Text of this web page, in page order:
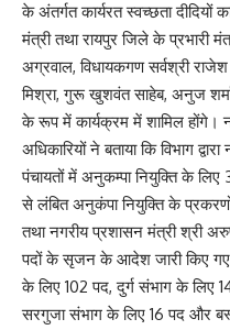
के अंतर्गत कार्यरत स्वच्छता दीदियों
मंत्री तथा रायपुर जिले के प्रभारी
अग्रवाल, विधायकगण सर्वश्री
मिश्रा, गुरू खुशवंत साहेब, अनुज
के रूप में कार्यक्रम में शामिल होंगे।
अधिकारियों ने बताया कि विभाग
पंचायतों में अनुकम्पा नियुक्ति के लिए
से लंबित अनुकंपा नियुक्ति के
तथा नगरीय प्रशासन मंत्री श्री
पदों के सृजन के आदेश जारी किए गए
के लिए 102 पद, दुर्ग संभाग के लिए
सरगुजा संभाग के लिए 16 पद और